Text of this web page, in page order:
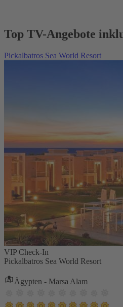
Top TV-Angebote
Pickalbatros Sea World Resort
VIP Check-In
Pickalbatros Sea World Resort
Ägypten - Marsa Alam